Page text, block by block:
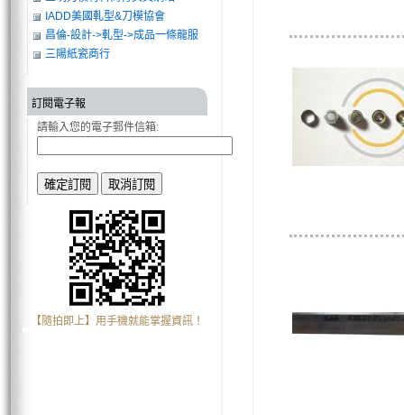
IADD美國軋型&刀模協會
昌倫-設計->軋型->成品一條龍服
務
三陽紙瓷商行
訂閱電子報
請輸入您的電子郵件信箱:
【隨拍即上】用手機就能掌握資訊！